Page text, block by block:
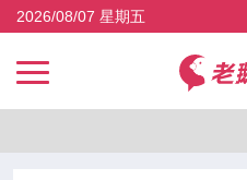
2026/08/07 星期五